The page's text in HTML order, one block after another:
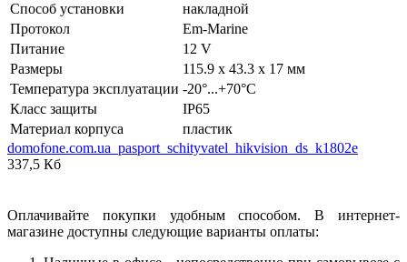
Способ установки
накладной
Протокол
Em-Marine
Питание
12 V
Размеры
115.9 x 43.3 x 17 мм
Температура эксплуатации -20°...+70°C
Класс защиты
IP65
Материал корпуса
пластик
domofone.com.ua_pasport_schityvatel_hikvision_ds_k1802e
337,5 Кб
Оплачивайте покупки удобным способом. В интернет-
магазине доступны следующие варианты оплаты: